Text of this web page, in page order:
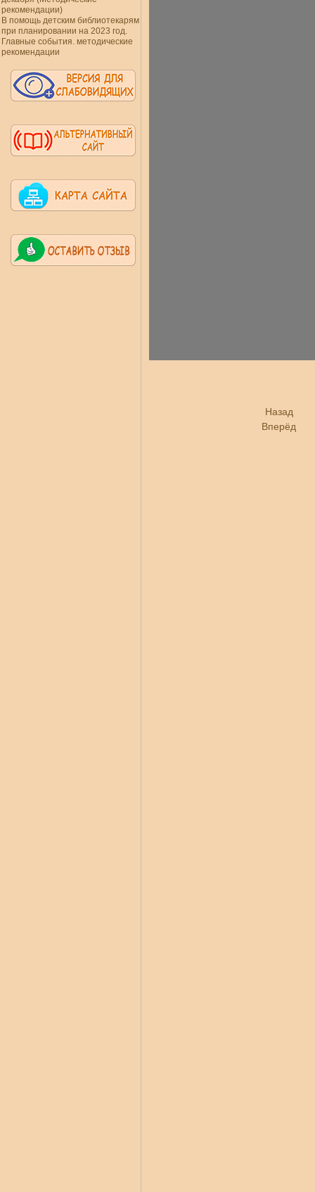
рекомендации)
В помощь детским библиотекарям
при планировании на 2023 год.
Главные события. методические
рекомендации
Назад
Вперёд